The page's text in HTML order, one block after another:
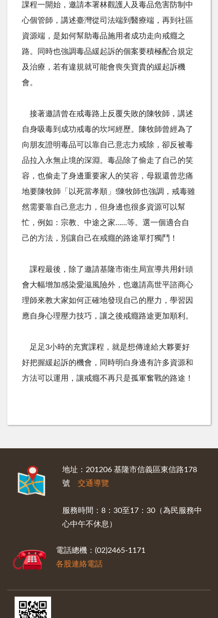
課程一開始，邀請本署林觀護人及毒品危害防制中
心個管師，講述臺灣從司法端到醫療端，再到社區
資源端，是如何幫助毒品施用者成功走向戒癮之
路。同時也強調毒品緩起訴的個案要積極配合規定
及治療，若有違規就可能會喪失寶貴的緩起訴機
會。
接著邀請曾在戒毒路上反覆失敗的陳牧師，講述
自身吸毒到成功戒毒的坎坷經歷。陳牧師曾經為了
向朋友證明毒品可以靠自己意志力戒除，卻反被毒
品拉入永無止境的深淵。毒品除了偷走了自己的笑
容，也偷走了身邊重要家人的笑容，母親還曾悲痛
地要陳牧師「以死當孝順」 !陳牧師也強調，戒毒雖
然需要靠自己意志力，但身邊也很多資源可以幫
忙，例如：宗教、中途之家……等。選一個適合自
己的方法，別讓自己在戒癮的路途單打獨鬥！
課程最後，除了邀請基隆市衛生局宣導共用針頭
會大幅增加感染愛滋風險外，也邀請高世平諮商心
理師來教大家如何正確地發現自己的壓力，學習因
應自身心理壓力技巧，讓之後戒癮路途更加順利。
足足3小時的充實課程，就是想傳達給大夥要好
好把握緩起訴的機會，同時明白身邊有許多資源和
方法可以運用，讓戒癮不再只是孤軍奮戰的路途！
地址：201206 基隆市信義區東信路178
號 交通導覽
服務時間：8：30至17：30（為民服務中
心中午不休息）
電話總機：(02)2465-1171
各股連絡電話